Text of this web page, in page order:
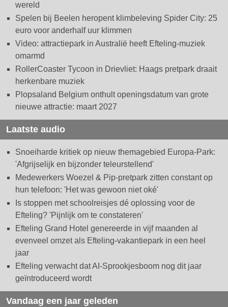
wereld
Spelen bij Beelen heropent klimbeleving Spider City: 25
euro voor anderhalf uur klimmen
Video: attractiepark in Australië heeft Efteling-muziek
omarmd
RollerCoaster Tycoon in Drievliet: Haags pretpark draait
herkenbare muziek
Plopsaland Belgium onthult openingsdatum van grote
nieuwe attractie: maart 2027
Laatste audio
Snoeiharde kritiek op nieuw themagebied Europa-Park:
'Afgrijselijk en bijzonder teleurstellend'
Medewerkers Woezel & Pip-pretpark zitten constant op
hun telefoon: 'Het was gewoon niet oké'
Is stoppen met schoolreisjes dé oplossing voor de
Efteling? 'Pijnlijk om te constateren'
Efteling Grand Hotel genereerde in vijf maanden al
evenveel omzet als Efteling-vakantiepark in een heel
jaar
Efteling verwacht dat AI-Sprookjesboom nog dit jaar
geïntroduceerd wordt
Vandaag een jaar geleden